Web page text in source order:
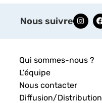
Nous suivre
Qui sommes-nous ?
L’équipe
Nous contacter
Diffusion/Distribution